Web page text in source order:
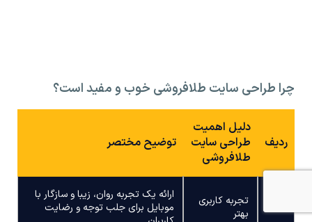
چرا طراحی سایت طلافروشی خوب و مفید است؟
ردیف
دلیل اهمیت
طراحی سایت
طلافروشی
توضیح مختصر
تجربه کاربری
بهتر
ارائه یک تجربه روان، زیبا و سازگار با
موبایل برای جلب توجه و رضایت